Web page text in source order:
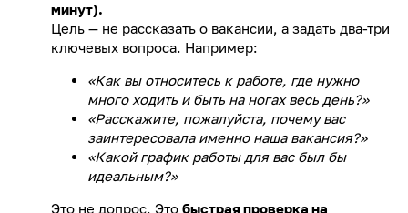
минут).
Цель — не рассказать о вакансии, а задать два-три
ключевых вопроса. Например:
«Как вы относитесь к работе, где нужно
много ходить и быть на ногах весь день?»
«Расскажите, пожалуйста, почему вас
заинтересовала именно наша вакансия?»
«Какой график работы для вас был бы
идеальным?»
Это не допрос. Это быстрая проверка на